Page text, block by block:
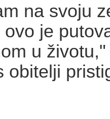
na svoju
je
u
obitelji